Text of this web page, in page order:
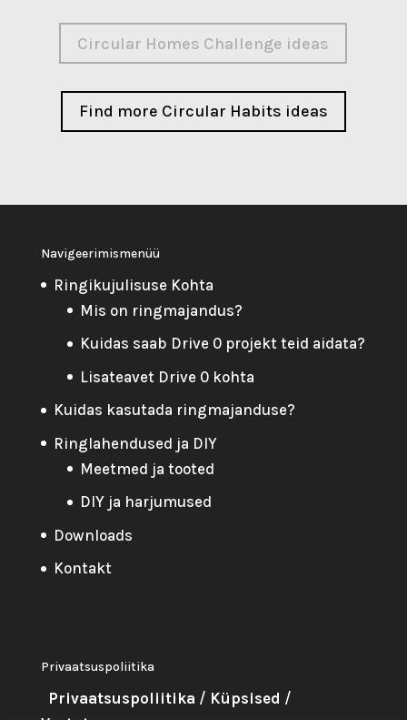
Circular Homes Challenge ideas
Find more Circular Habits ideas
Navigeerimismenüü
Ringikujulisuse Kohta
Mis on ringmajandus?
Kuidas saab Drive 0 projekt teid aidata?
Lisateavet Drive 0 kohta
Kuidas kasutada ringmajanduse?
Ringlahendused ja DIY
Meetmed ja tooted
DIY ja harjumused
Downloads
Kontakt
Privaatsuspoliitika
Privaatsuspoliitika / Küpsised /